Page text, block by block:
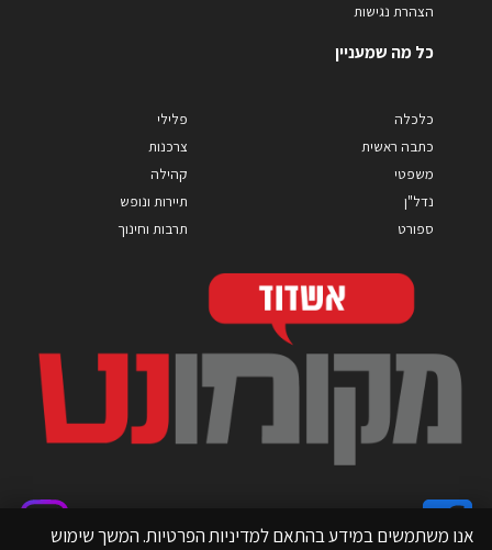
הצהרת נגישות
כל מה שמעניין
כלכלה
כתבה ראשית
משפטי
נדל"ן
ספורט
פלילי
צרכנות
קהילה
תיירות ונופש
תרבות וחינוך
אנו משתמשים במידע בהתאם למדיניות הפרטיות. המשך שימוש